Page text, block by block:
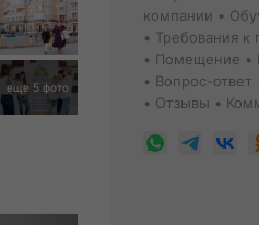
еще 5 фото
компании
Требования к
Помещение
Вопрос-ответ
Отзывы